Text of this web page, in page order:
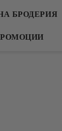
БРОДЕРИЯ